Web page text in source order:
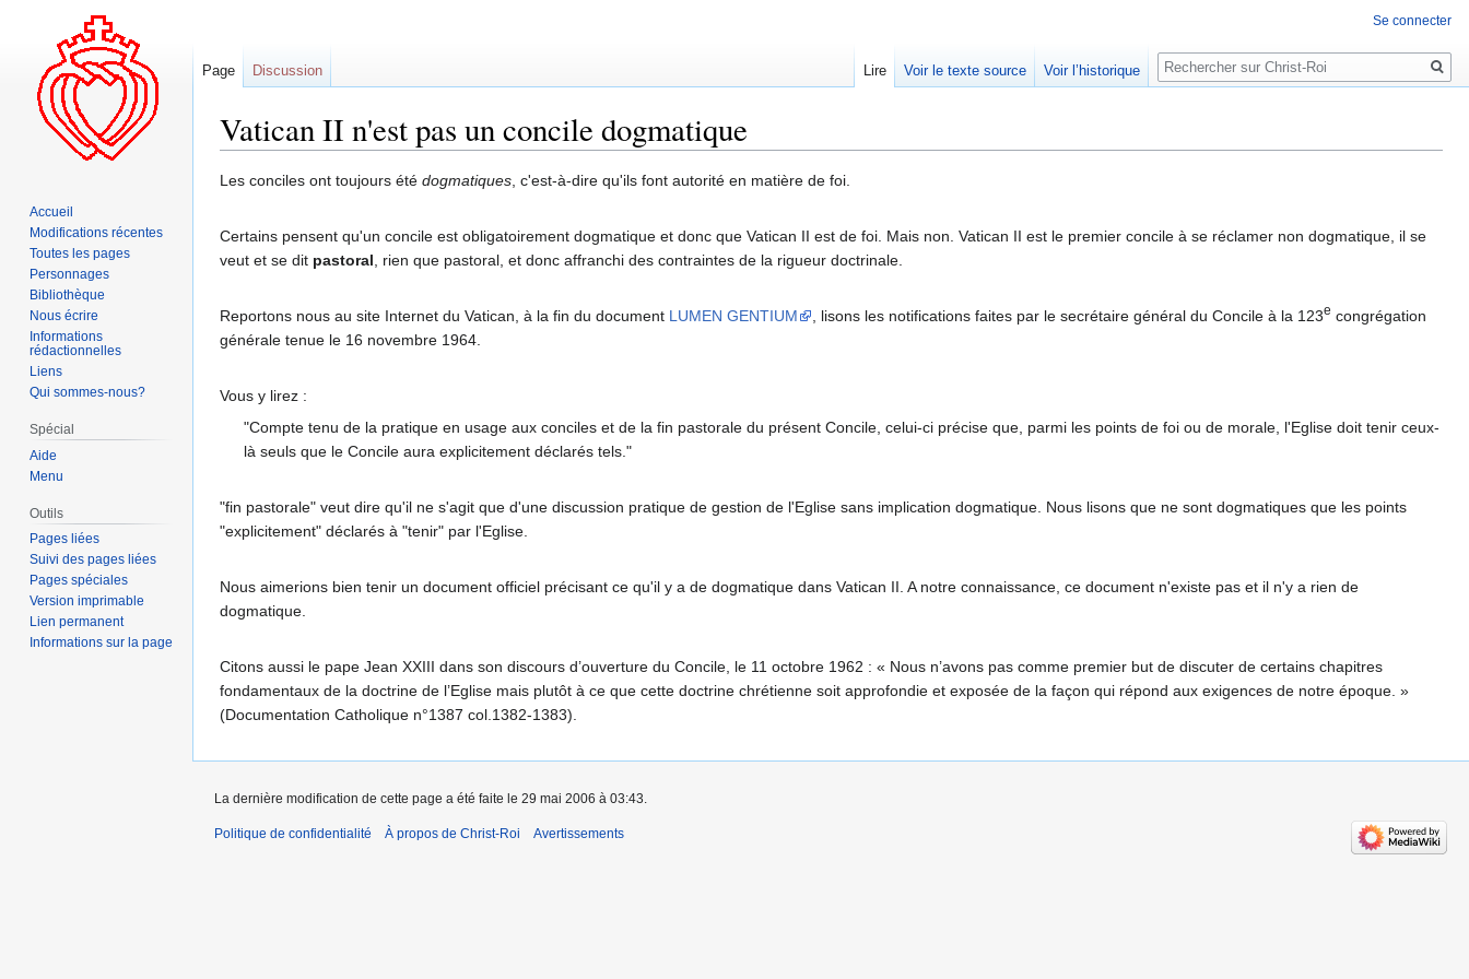
Vatican II n'est pas un concile dogmatique
Aller
la
navigation
Aller
la
recherche
Les conciles ont toujours été dogmatiques, c'est-à-dire qu'ils font autorité en matière de foi.
Certains pensent qu'un concile est obligatoirement dogmatique et donc que Vatican II est de foi. Mais non. Vatican II est le premier concile à se réclamer non dogmatique, il se
veut et se dit pastoral, rien que pastoral, et donc affranchi des contraintes de la rigueur doctrinale.
Reportons nous au site Internet du Vatican, à la fin du document LUMEN GENTIUM , lisons les notifications faites par le secrétaire général du Concile à la 123e congrégation
générale tenue le 16 novembre 1964.
Vous y lirez :
"Compte tenu de la pratique en usage aux conciles et de la fin pastorale du présent Concile, celui-ci précise que, parmi les points de foi ou de morale, l'Eglise doit tenir ceux-
là seuls que le Concile aura explicitement déclarés tels."
"fin pastorale" veut dire qu'il ne s'agit que d'une discussion pratique de gestion de l'Eglise sans implication dogmatique. Nous lisons que ne sont dogmatiques que les points
"explicitement" déclarés à "tenir" par l'Eglise.
Nous aimerions bien tenir un document officiel précisant ce qu'il y a de dogmatique dans Vatican II. A notre connaissance, ce document n'existe pas et il n'y a rien de
dogmatique.
Citons aussi le pape Jean XXIII dans son discours d’ouverture du Concile, le 11 octobre 1962 : « Nous n’avons pas comme premier but de discuter de certains chapitres
fondamentaux de la doctrine de l’Eglise mais plutôt à ce que cette doctrine chrétienne soit approfondie et exposée de la façon qui répond aux exigences de notre époque. »
(Documentation Catholique n°1387 col.1382-1383).
Se connecter
Page Discussion Lire Voir le texte source Voir l’historique
Rechercher
Accueil
Modifications récentes
Toutes les pages
Personnages
Bibliothèque
Nous écrire
Informations
rédactionnelles
Liens
Qui sommes-nous?
Spécial
Aide
Menu
Outils
Pages liées
Suivi des pages liées
Pages spéciales
Version imprimable
Lien permanent
Informations sur la page
La dernière modification de cette page a été faite le 29 mai 2006 à 03:43.
Politique de confidentialité À propos de Christ-Roi Avertissements